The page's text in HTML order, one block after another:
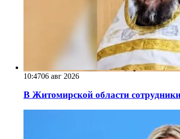
10:4706 авг 2026
В Житомирской области